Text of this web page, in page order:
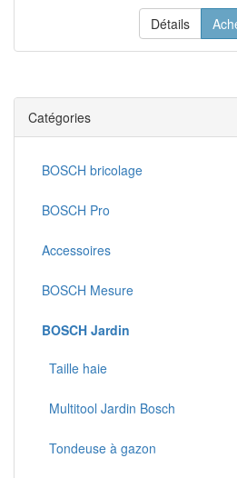
Détails
Catégories
BOSCH bricolage
BOSCH Pro
Accessoires
BOSCH Mesure
BOSCH Jardin
Taille haie
Multitool Jardin Bosch
Tondeuse à gazon